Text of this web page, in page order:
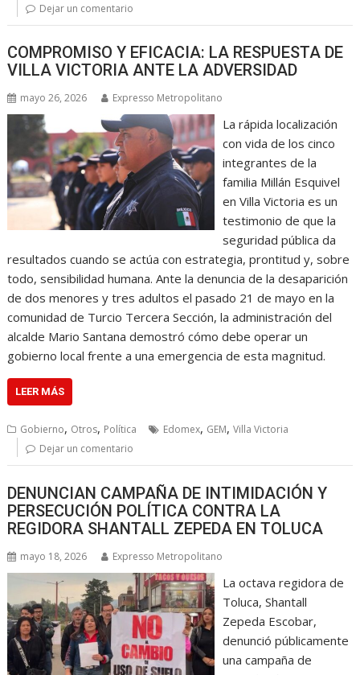
Dejar un comentario
COMPROMISO Y EFICACIA: LA RESPUESTA DE
VILLA VICTORIA ANTE LA ADVERSIDAD
mayo 26, 2026 Expresso Metropolitano
La rápida localización
con vida de los cinco
integrantes de la
familia Millán Esquivel
en Villa Victoria es un
testimonio de que la
seguridad pública da
resultados cuando se actúa con estrategia, prontitud y, sobre
todo, sensibilidad humana. Ante la denuncia de la desaparición
de dos menores y tres adultos el pasado 21 de mayo en la
comunidad de Turcio Tercera Sección, la administración del
alcalde Mario Santana demostró cómo debe operar un
gobierno local frente a una emergencia de esta magnitud.
LEER MÁS
Gobierno, Otros, Política Edomex, GEM,Villa Victoria
Dejar un comentario
DENUNCIAN CAMPAÑA DE INTIMIDACIÓN Y
PERSECUCIÓN POLÍTICA CONTRA LA
REGIDORA SHANTALL ZEPEDA EN TOLUCA
mayo 18, 2026 Expresso Metropolitano
La octava regidora de
Toluca, Shantall
Zepeda Escobar,
denunció públicamente
una campaña de